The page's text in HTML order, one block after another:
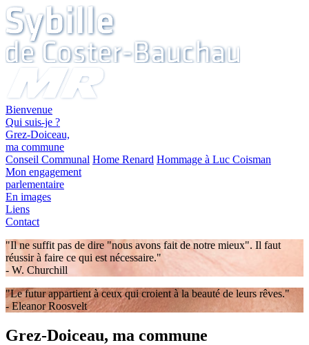
Bienvenue
Qui suis-je ?
Grez-Doiceau,
ma commune
Conseil Communal Home Renard Hommage à Luc Coisman
Mon engagement
parlementaire
En images
Liens
Contact
"Il ne suffit pas de dire "nous avons fait de notre mieux". Il faut
réussir à faire ce qui est nécessaire."
- W. Churchill
"Le futur appartient à ceux qui croient à la beauté de leurs rêves."
- Eleanor Roosvelt
Grez-Doiceau, ma commune